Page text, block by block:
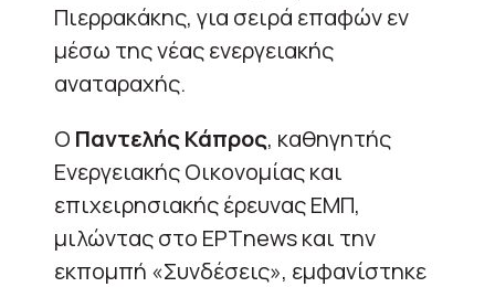
Πιερρακάκης, για σειρά επαφών εν
μέσω της νέας ενεργειακής
αναταραχής.
Ο Παντελής Κάπρος, καθηγητής
Ενεργειακής Οικονομίας και
επιχειρησιακής έρευνας ΕΜΠ,
μιλώντας στο ΕΡΤnews και την
εκπομπή «Συνδέσεις», εμφανίστηκε